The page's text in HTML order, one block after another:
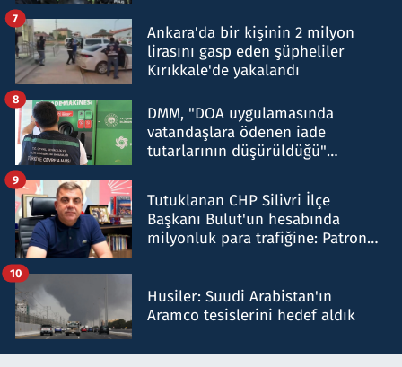
Ankara'da bir kişinin 2 milyon
lirasını gasp eden şüpheliler
Kırıkkale'de yakalandı
7
DMM, "DOA uygulamasında
vatandaşlara ödenen iade
tutarlarının düşürüldüğü"
8
Tutuklanan CHP Silivri İlçe
Başkanı Bulut'un hesabında
milyonluk para trafiğine: Patron
9
Husiler: Suudi Arabistan'ın
Aramco tesislerini hedef aldık
10